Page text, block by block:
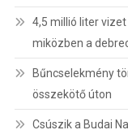
4,5 millió liter
miközben a
Bűncselekmény
összekötő úton
Csúszik a Budai